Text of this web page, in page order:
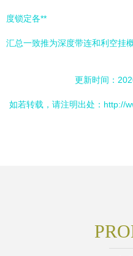
度锁定各**
汇总一致推为深度带连和利空挂
更新时间：
如若转载，请注明出处：http://